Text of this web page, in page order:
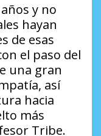
y no
hayan
de esas
el paso del
una gran
así
hacia
más
Tribe.